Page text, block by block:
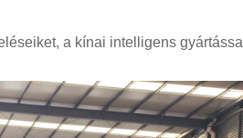
a kínai intelligens gyártással